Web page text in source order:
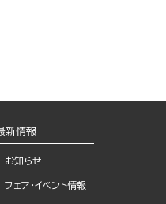
新情報
お知らせ
フェア・イベント情報